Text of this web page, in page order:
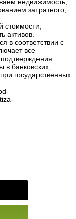
затратного,
активов.
в соответствии с
все
в банковских,
государственных